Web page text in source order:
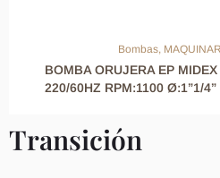
Bombas,
BOMBA ORUJERA EP
220/60HZ RPM:1100 Ø:1”1/4”
Transición